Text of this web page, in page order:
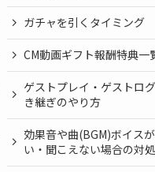
ガチャを引くタイミング
CM動画ギフト報酬特典一
ゲストプレイ・ゲストロ
き継ぎのやり方
効果音や曲(BGM)ボイス
い・聞こえない場合の対